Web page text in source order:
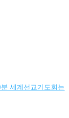
세계선교기도회는